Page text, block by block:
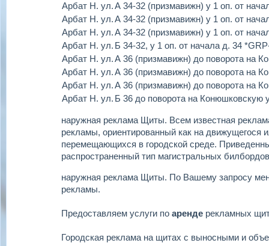
Арбат Н. ул.А 34-32 (призмавижн) у 1 оп. от
Арбат Н. ул.А 34-32 (призмавижн) у 1 оп. от
Арбат Н. ул.А 34-32 (призмавижн) у 1 оп. от
Арбат Н. ул. Б 34-32, у 1 оп. от начала д. 34
Арбат Н. ул.А 36 (призмавижн) до поворота на
Арбат Н. ул.А 36 (призмавижн) до поворота на
Арбат Н. ул.А 36 (призмавижн) до поворота на
Арбат Н. ул. Б 36 до поворота на Конюшковскую
наружная реклама Щиты. Всем известная
рекламы, ориентированный как на движущегося
перемещающихся в городской среде.
распространенный тип магистральных
наружная реклама Щиты. По Вашему запросу
рекламы.
Предоставляем услуги по аренде рекламных
Городская реклама на щитах с выносными и